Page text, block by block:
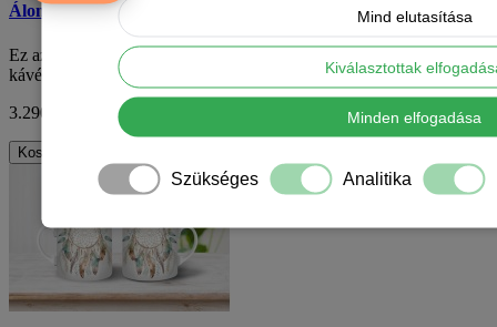
Álomfogó mintás bögre
Ez az álomfogó mintás bögre tökéletes kiegészítője lesz a reggeli
kávédnak vagy teádnak. A bögre kül..
3.290 Ft
ÁFA nélkül: 2.591 Ft
Kosárba
Mind elutasítása
Kiválasztottak
Minden elfogadása
Szükséges Analitika